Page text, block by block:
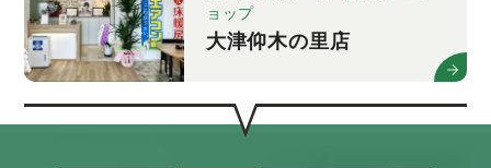
ョップ
大津仰木の里店